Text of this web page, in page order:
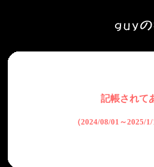
記帳されて
（2024/08/01～2025/